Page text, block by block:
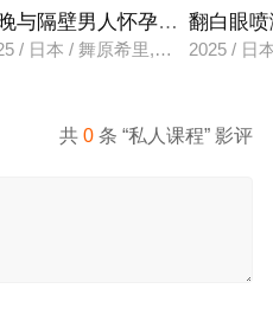
与隔壁男人怀孕性爱
/ 日本 / 舞原希里,佐川金二
翻白眼
2025 / 日
共0 条 “私人课程” 影评